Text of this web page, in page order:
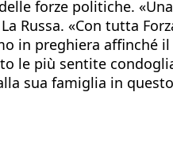
forze politiche.
Russa. «Con tutta
in preghiera affinché
le più sentite
sua famiglia in